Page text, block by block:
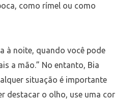
como rímel ou como
à noite, quando você pode
a mão.” No entanto, Bia
situação é importante
destacar o olho, use uma cor